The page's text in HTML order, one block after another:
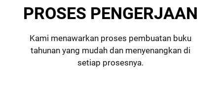
PROSES PENGERJAAN
Kami menawarkan proses pembuatan buku
tahunan yang mudah dan menyenangkan di
setiap prosesnya.